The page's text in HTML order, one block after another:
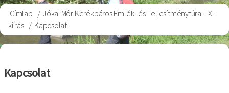
Morzsa
Címlap
Jókai Mór Kerékpáros Emlék- és Teljesítménytúra – X.
kiírás
Kapcsolat
Kapcsolat